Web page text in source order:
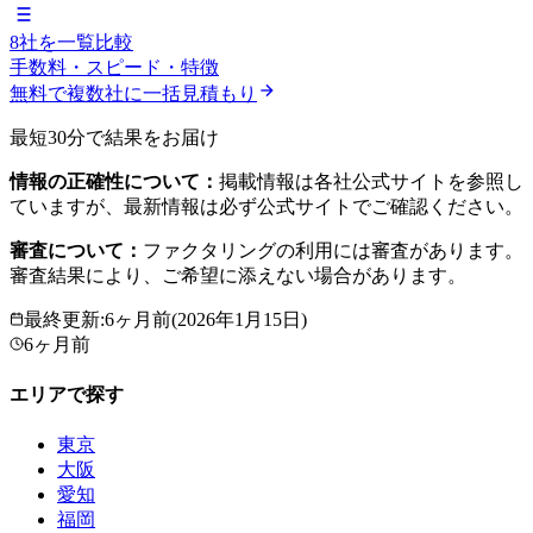
8社を一覧比較
手数料・スピード・特徴
無料で複数社に一括見積もり
最短30分で結果をお届け
情報の正確性について： 掲載情報は各社公式サイトを参照し
ていますが、最新情報は必ず公式サイトでご確認ください。
審査について： ファクタリングの利用には審査があります。
審査結果により、ご希望に添えない場合があります。
最終更新:6ヶ月前(2026年1月15日 )
6ヶ月前
エリアで探す
東京
大阪
愛知
福岡